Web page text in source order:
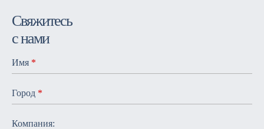
Cвяжитесь
с нами
Имя *
Город *
Компания: